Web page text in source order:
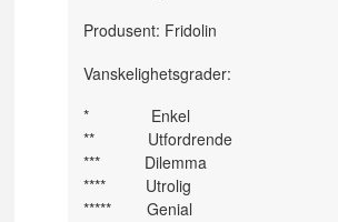
Produsent: Fridolin
Vanskelighetsgrader:
* Enkel
** Utfordrende
*** Dilemma
**** Utrolig
***** Genial